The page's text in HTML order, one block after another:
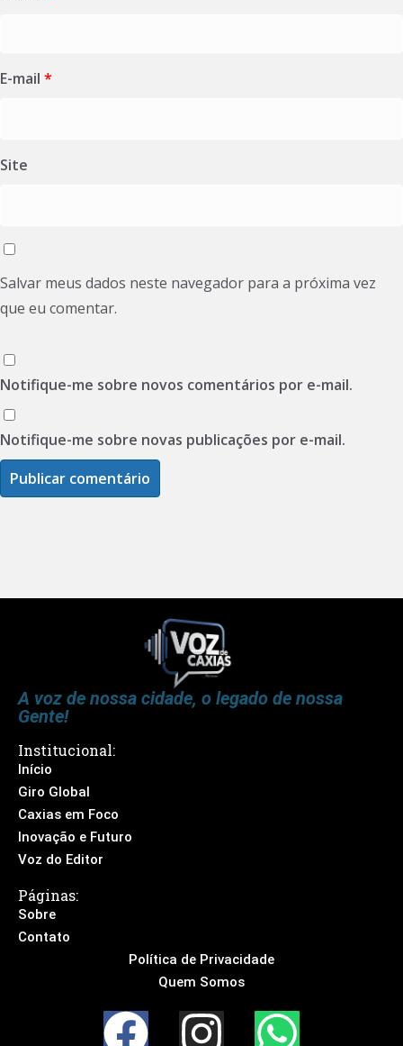
E-mail *
Site
Salvar meus dados neste navegador para a próxima vez
que eu comentar.
Notifique-me sobre novos comentários por e-mail.
Notifique-me sobre novas publicações por e-mail.
A voz de nossa cidade, o legado de nossa
Gente!
Institucional:
Início
Giro Global
Caxias em Foco
Inovação e Futuro
Voz do Editor
Páginas:
Sobre
Contato
Política de Privacidade
Quem Somos